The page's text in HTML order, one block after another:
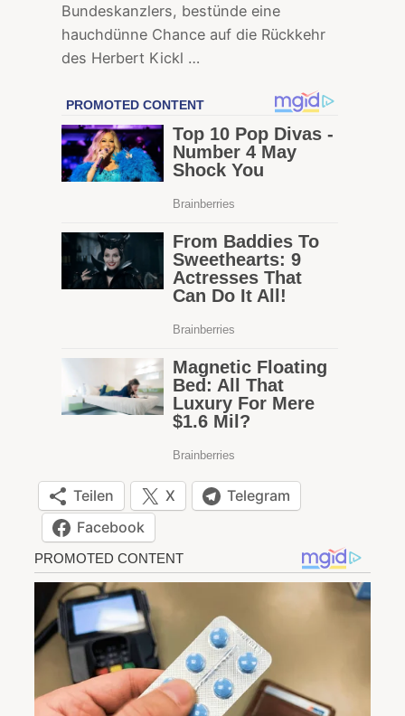
Bundeskanzlers, bestünde eine
hauchdünne Chance auf die Rückkehr
des Herbert Kickl …
Teilen X
Telegram
Facebook